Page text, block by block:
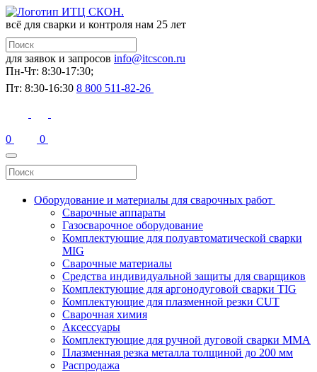
всё для сварки и контроля нам 25 лет
для заявок и запросов info@itcscon.ru
Пн-Чт: 8:30-17:30;
Пт: 8:30-16:30 8 800 511-82-26
0 0
Оборудование и материалы для сварочных работ
Сварочные аппараты
Газосварочное оборудование
Комплектующие для полуавтоматической сварки
MIG
Сварочные материалы
Средства индивидуальной защиты для сварщиков
Комплектующие для аргонодуговой сварки TIG
Комплектующие для плазменной резки CUT
Сварочная химия
Аксессуары
Комплектующие для ручной дуговой сварки MMA
Плазменная резка металла толщиной до 200 мм
Распродажа